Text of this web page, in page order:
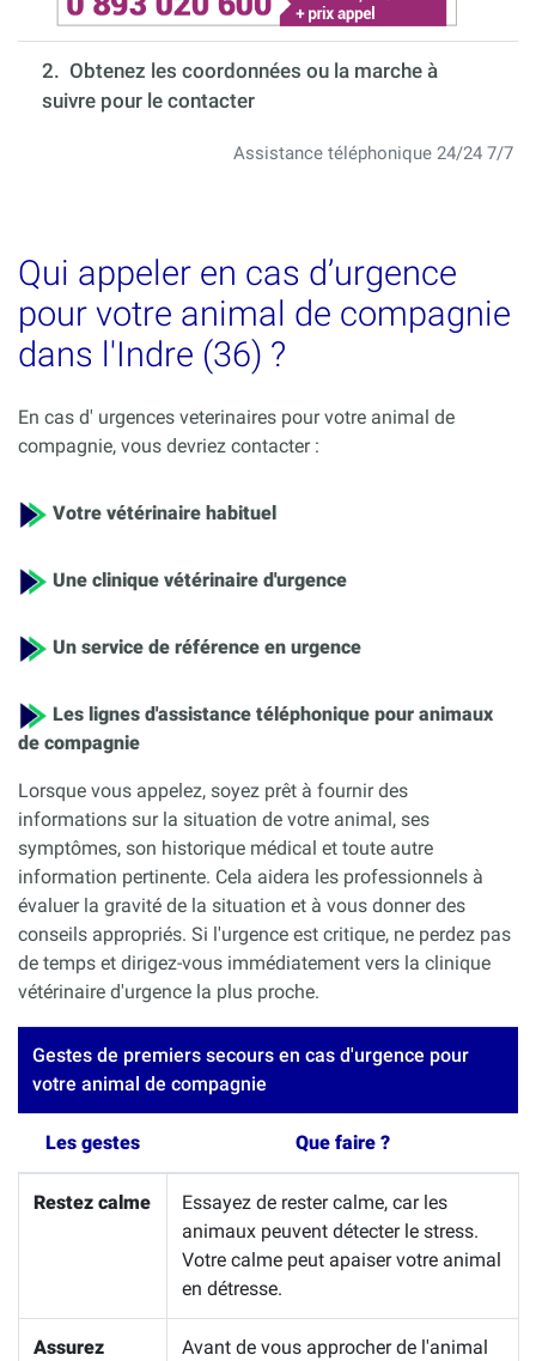
2. Obtenez les coordonnées ou la marche à
suivre pour le contacter
Assistance téléphonique 24/24 7/7
Qui appeler en cas d’urgence
pour votre animal de compagnie
dans l'Indre (36) ?
En cas d' urgences veterinaires pour votre animal de
compagnie, vous devriez contacter :
Votre vétérinaire habituel
Une clinique vétérinaire d'urgence
Un service de référence en urgence
Les lignes d'assistance téléphonique pour animaux
de compagnie
Lorsque vous appelez, soyez prêt à fournir des
informations sur la situation de votre animal, ses
symptômes, son historique médical et toute autre
information pertinente. Cela aidera les professionnels à
évaluer la gravité de la situation et à vous donner des
conseils appropriés. Si l'urgence est critique, ne perdez pas
de temps et dirigez-vous immédiatement vers la clinique
vétérinaire d'urgence la plus proche.
Gestes de premiers secours en cas d'urgence pour
votre animal de compagnie
Les gestes Que faire ?
Restez calme
Essayez de rester calme, car les
animaux peuvent détecter le stress.
Votre calme peut apaiser votre animal
en détresse.
Assurez
Avant de vous approcher de l'animal